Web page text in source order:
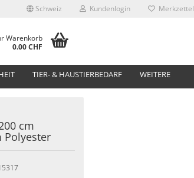
Schweiz Kundenlogin Merkzettel
Warenkorb
0.00 CHF
TIER- & HAUSTIERBEDARF WEITERE
cm
Polyester